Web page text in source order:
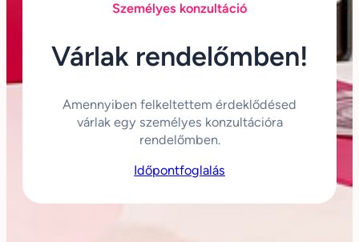
Személyes konzultáció
Várlak rendelőmben!
Amennyiben felkeltettem érdeklődésed
várlak egy személyes konzultációra
rendelőmben.
Időpontfoglalás